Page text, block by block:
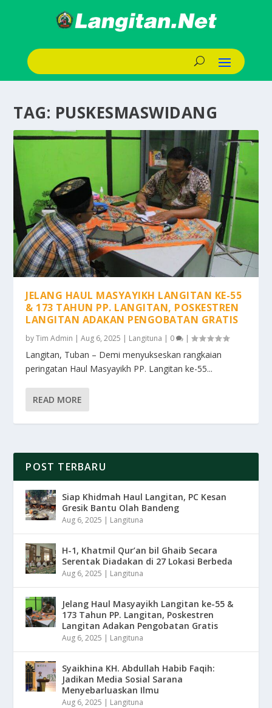
TAG: PUSKESMASWIDANG
JELANG HAUL MASYAYIKH LANGITAN KE-55
& 173 TAHUN PP. LANGITAN, POSKESTREN
LANGITAN ADAKAN PENGOBATAN GRATIS
byTim Admin |Aug 6, 2025 | Langituna | 0 |
Langitan, Tuban – Demi menyukseskan rangkaian
peringatan Haul Masyayikh PP. Langitan ke-55...
READ MORE
POST TERBARU
Siap Khidmah Haul Langitan, PC Kesan
Gresik Bantu Olah Bandeng
Aug 6, 2025 | Langituna
H-1, Khatmil Qur’an bil Ghaib Secara
Serentak Diadakan di 27 Lokasi Berbeda
Aug 6, 2025 | Langituna
Jelang Haul Masyayikh Langitan ke-55 &
173 Tahun PP. Langitan, Poskestren
Langitan Adakan Pengobatan Gratis
Aug 6, 2025 | Langituna
Syaikhina KH. Abdullah Habib Faqih:
Jadikan Media Sosial Sarana
Menyebarluaskan Ilmu
Aug 6, 2025 | Langituna